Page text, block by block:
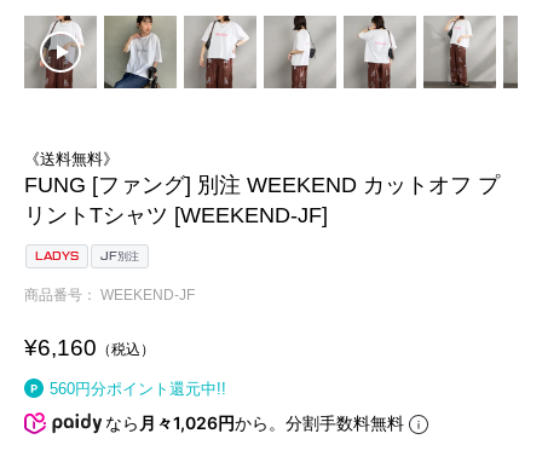
《送料無料》
FUNG [ファング] 別注 WEEKEND カットオフ プ
リントTシャツ [WEEKEND-JF]
LADYS JF別注
商品番号 WEEKEND-JF
¥6,160 税込
560円分ポイント還元中!!
なら 月々1,026円から。分割手数料無料